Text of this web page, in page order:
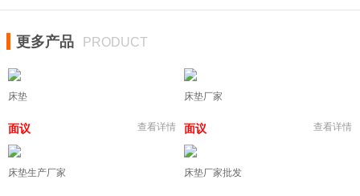
更多产品 PRODUCT
床垫
面议 查看详情
床垫厂家
面议 查看详情
床垫生产厂家 床垫厂家批发